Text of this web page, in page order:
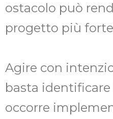
ostacolo può
progetto più
Agire con
basta identificare
occorre